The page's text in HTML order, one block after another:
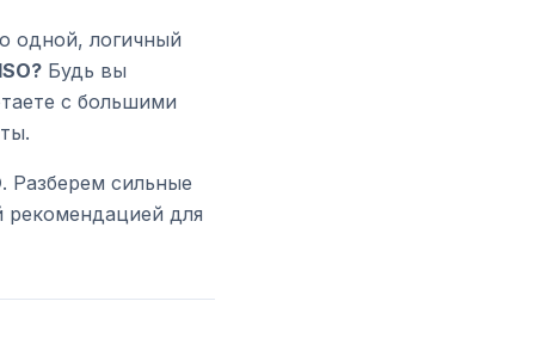
одной, логичный
Будь вы
с большими
. Разберем сильные
для